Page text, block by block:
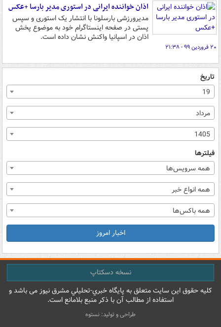
اذان خواننده ایرانی در استوری مدیر بارسا +عکس
مدیرورزشی بارسلونا با انتشار یک استوری و سپس
پستی در صفحه اینستاگرام خود به موضوع پخش
اذان در اسپانیا واکنش نشان داده است.
۲۰ فروردین ۹۹ - ۲۱:۳۸
تاریخ
19
مرداد
1405
فیلترها
همه سرویس‌ها
همه انواع خبر
همه باکس‌ها
اخبار امروز
نسخه دسکتاپ
کليه حقوق اين سايت متعلق به پایگاه خبري-تحليلي مشرق نيوز می باشد و
استفاده از مطالب آن با ذکر منبع بلامانع است.
طراحی و تولید: نستوه